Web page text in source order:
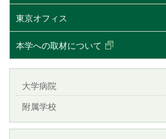
東京オフィス
本学への取材について
大学病院
附属学校